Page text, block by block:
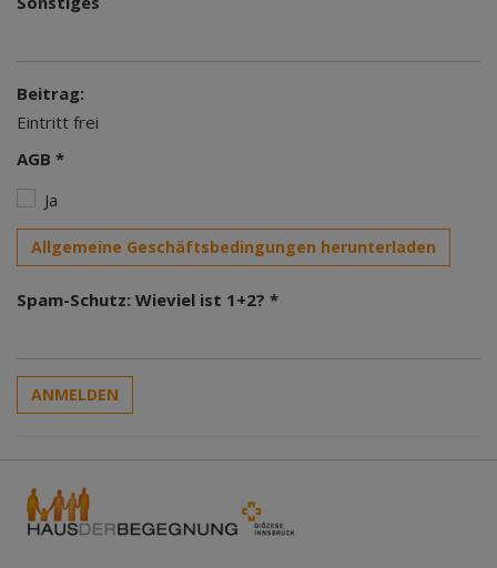
Beitrag:
Eintritt frei
AGB *
Ja
Allgemeine Geschäftsbedingungen herunterladen
Spam-Schutz: Wieviel ist 1+2? *
ANMELDEN